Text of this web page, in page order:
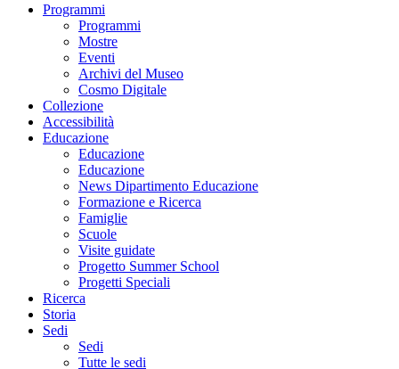
Programmi
Programmi
Mostre
Eventi
Archivi del Museo
Cosmo Digitale
Collezione
Accessibilità
Educazione
Educazione
Educazione
News Dipartimento Educazione
Formazione e Ricerca
Famiglie
Scuole
Visite guidate
Progetto Summer School
Progetti Speciali
Ricerca
Storia
Sedi
Sedi
Tutte le sedi